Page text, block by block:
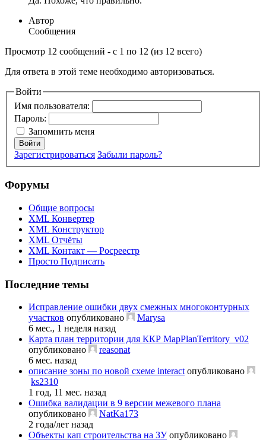
Автор
Сообщения
Просмотр 12 сообщений - с 1 по 12 (из 12 всего)
Для ответа в этой теме необходимо авторизоваться.
Войти
Имя пользователя:
Пароль:
Запомнить меня
Войти
Зарегистрироваться Забыли пароль?
Форумы
Общие вопросы
XML Конвертер
XML Конструктор
XML Отчёты
XML Контакт — Росреестр
Просто Подписать
Последние темы
Исправление ошибки двух смежных многоконтурных
участков опубликовано
Marysa
6 мес., 1 неделя назад
Карта план территории для ККР MapPlanTerritory_v02
опубликовано
reasonat
6 мес. назад
описание зоны по новой схеме interact опубликовано
ks2310
1 год, 11 мес. назад
Ошибка валидации в 9 версии межевого плана
опубликовано
NatKa173
2 года/лет назад
Объекты кап строительства на ЗУопубликовано